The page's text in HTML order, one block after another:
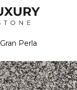
Gran Perla